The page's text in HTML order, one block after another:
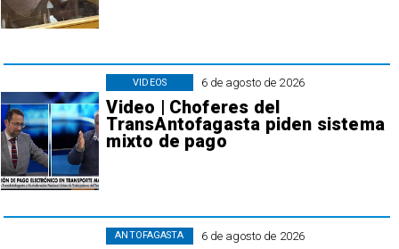
6 de agosto de 2026
Video | Choferes del
TransAntofagasta piden sistema
mixto de pago
VIDEOS
6 de agosto de 2026
ANTOFAGASTA